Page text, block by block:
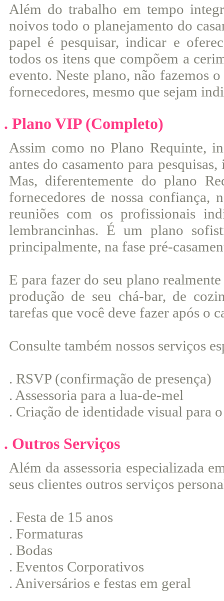
Além do trabalho em tempo
noivos todo o planejamento do
papel é pesquisar, indicar e
todos os itens que compõem a
evento. Neste plano, não fazemos
fornecedores, mesmo que sejam
. Plano VIP (Completo)
Assim como no Plano Requinte,
antes do casamento para
Mas, diferentemente do plano
fornecedores de nossa confiança,
reuniões com os profissionais
lembrancinhas. É um plano
principalmente, na fase pré-
E para fazer do seu plano
produção de seu chá-bar, de
tarefas que você deve fazer após o
Consulte também nossos serviços
. RSVP (confirmação de presença)
. Assessoria para a lua-de-mel
. Criação de identidade visual para
. Outros Serviços
Além da assessoria especializada
seus clientes outros serviços
. Festa de 15 anos
. Formaturas
. Bodas
. Eventos Corporativos
. Aniversários e festas em geral